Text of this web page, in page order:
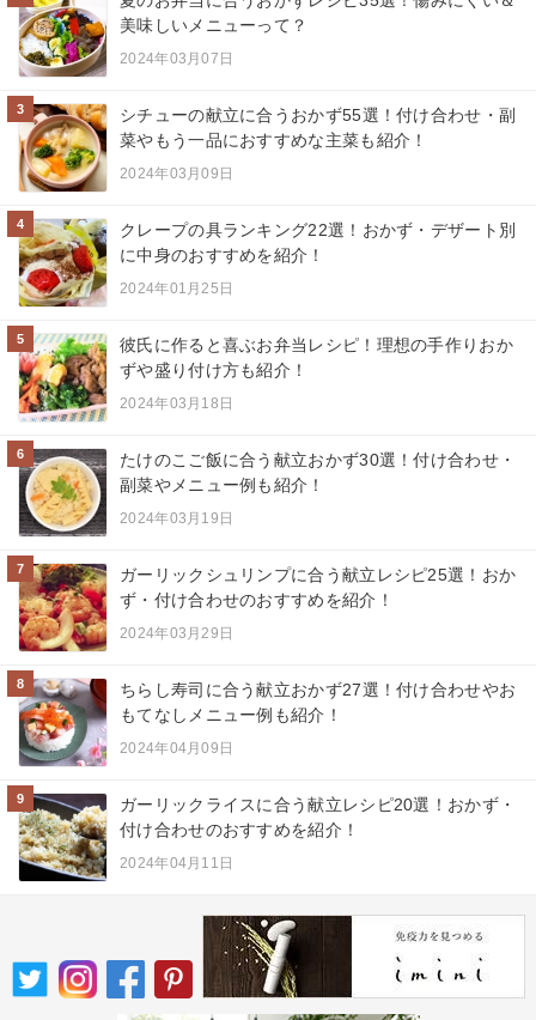
美味しいメニューって？
2024年03月07日
3
シチューの献立に合うおかず55選！付け合わせ・副
菜やもう一品におすすめな主菜も紹介！
2024年03月09日
4
クレープの具ランキング22選！おかず・デザート別
に中身のおすすめを紹介！
2024年01月25日
5
彼氏に作ると喜ぶお弁当レシピ！理想の手作りおか
ずや盛り付け方も紹介！
2024年03月18日
6
たけのこご飯に合う献立おかず30選！付け合わせ・
副菜やメニュー例も紹介！
2024年03月19日
7
ガーリックシュリンプに合う献立レシピ25選！おか
ず・付け合わせのおすすめを紹介！
2024年03月29日
8
ちらし寿司に合う献立おかず27選！付け合わせやお
もてなしメニュー例も紹介！
2024年04月09日
9
ガーリックライスに合う献立レシピ20選！おかず・
付け合わせのおすすめを紹介！
2024年04月11日